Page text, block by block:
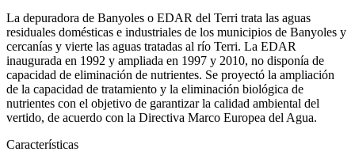
La depuradora de Banyoles o EDAR del Terri trata las aguas
residuales domésticas e industriales de los municipios de Banyoles y
cercanías y vierte las aguas tratadas al río Terri. La EDAR
inaugurada en 1992 y ampliada en 1997 y 2010, no disponía de
capacidad de eliminación de nutrientes. Se proyectó la ampliación
de la capacidad de tratamiento y la eliminación biológica de
nutrientes con el objetivo de garantizar la calidad ambiental del
vertido, de acuerdo con la Directiva Marco Europea del Agua.
Características